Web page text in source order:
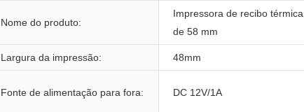
Nome do produto:
Impressora de recibo térmica
de 58 mm
Largura da impressão: 48mm
Fonte de alimentação para fora: DC 12V/1A